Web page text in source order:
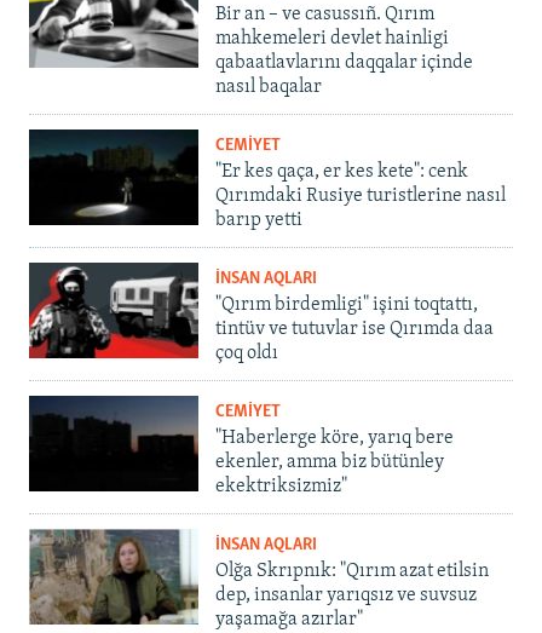
Bir an – ve casussıñ. Qırım
mahkemeleri devlet hainligi
qabaatlavlarını daqqalar içinde
nasıl baqalar
CEMİYET
"Er kes qaça, er kes kete": cenk
Qırımdaki Rusiye turistlerine nasıl
barıp yetti
İNSAN AQLARI
"Qırım birdemligi" işini toqtattı,
tintüv ve tutuvlar ise Qırımda daa
çoq oldı
CEMİYET
"Haberlerge köre, yarıq bere
ekenler, amma biz bütünley
ekektriksizmiz"
İNSAN AQLARI
Olğa Skrıpnık: "Qırım azat etilsin
dep, insanlar yarıqsız ve suvsuz
yaşamağa azırlar"